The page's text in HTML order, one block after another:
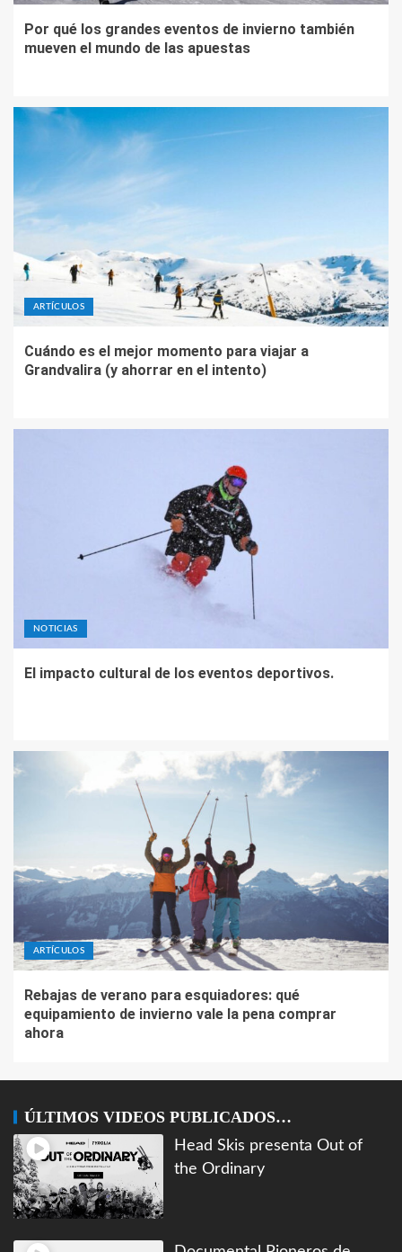
Por qué los grandes eventos de invierno también
mueven el mundo de las apuestas
ARTÍCULOS
Cuándo es el mejor momento para viajar a
Grandvalira (y ahorrar en el intento)
NOTICIAS
El impacto cultural de los eventos deportivos.
ARTÍCULOS
Rebajas de verano para esquiadores: qué
equipamiento de invierno vale la pena comprar
ahora
ÚLTIMOS VIDEOS PUBLICADOS…
Head Skis presenta Out of
the Ordinary